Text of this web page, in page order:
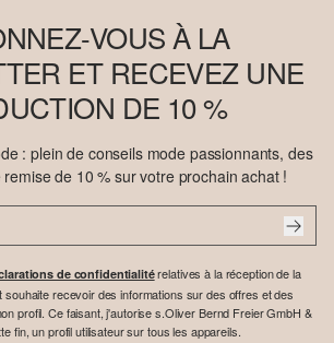
VOUS À LA
ET RECEVEZ UNE
DE 10 %
: plein de conseils mode passionnants, des
de 10 % sur votre prochain achat !
de confidentialitérelatives à la réception de la
souhaite recevoir des informations sur des offres et des
profil. Ce faisant, j'autorise s.Oliver Bernd Freier GmbH &
fin, un profil utilisateur sur tous les appareils.